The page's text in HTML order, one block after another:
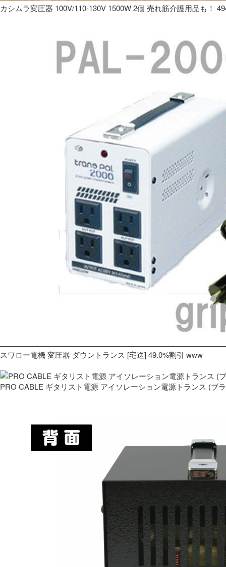
カシムラ変圧器 100V/110-130V 1500W 2個 売れ筋介護用品も！
スワロー電機 変圧器 ダウントランス [宅送] 49.0%割引 www
PRO CABLE ギタリスト電源 アイソレーション電源トランス (ブ